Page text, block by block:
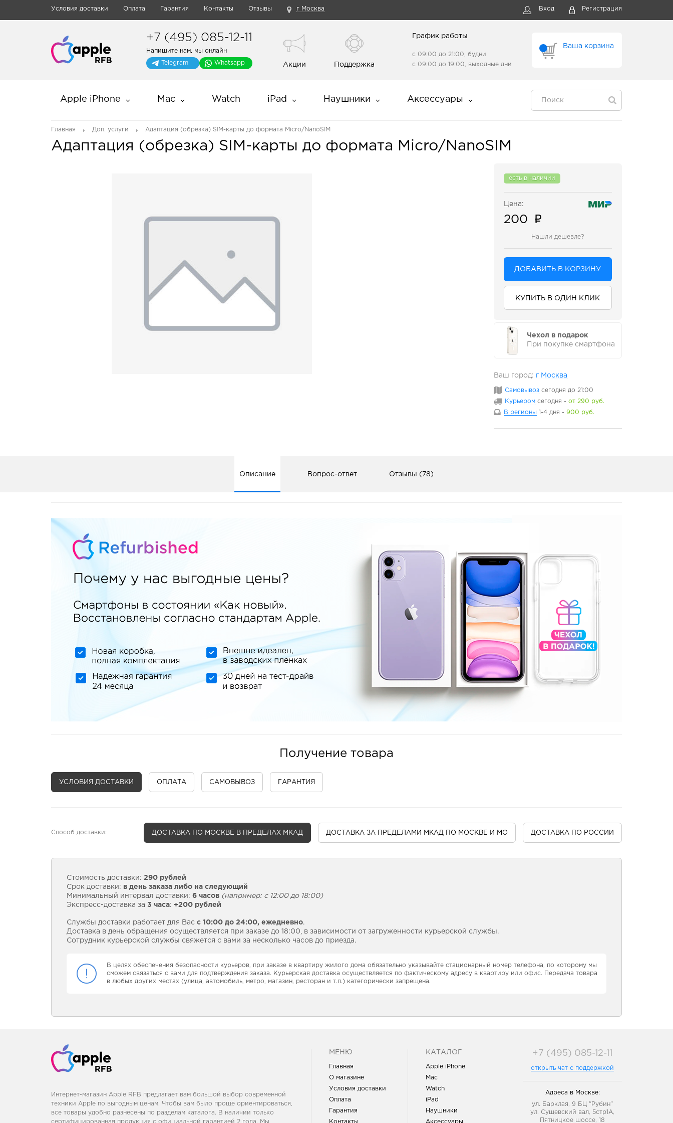
Условия доставки Оплата Гарантия Контакты Отзывы г Москва Вход Регистрация
+7 (495) 085-12-11
Напишите нам, мы онлайн
Telegram Whatsapp Акции Поддержка
Ваша корзина
График работы
с 09:00 до 21:00, будни
с 09:00 до 19:00, выходные дни
Apple iPhone Mac Watch iPad Наушники Аксессуары
Главная Доп. услуги Адаптация (обрезка) SIM-карты до формата Micro/NanoSIM
Адаптация (обрезка) SIM-карты до формата Micro/NanoSIM
есть в наличии
Цена:
200
Нашли дешевле?
ДОБАВИТЬ В КОРЗИНУ
КУПИТЬ В ОДИН КЛИК
Чехол в подарок
При покупке смартфона
Ваш город: г Москва
Самовывоз сегодня до 21:00
Курьером сегодня - от 290 руб.
В регионы 1-4 дня - 900 руб.
Описание Вопрос-ответ Отзывы (78)
Получение товара
УСЛОВИЯ ДОСТАВКИ ОПЛАТА САМОВЫВОЗ ГАРАНТИЯ
Способ доставки: ДОСТАВКА ПО МОСКВЕ В ПРЕДЕЛАХ МКАД ДОСТАВКА ЗА ПРЕДЕЛАМИ МКАД ПО МОСКВЕ И МО ДОСТАВКА ПО РОССИИ
Стоимость доставки: 290 рублей
Срок доставки: в день заказа либо на следующий
Минимальный интервал доставки: 6 часов (например: с 12:00 до 18:00)
Экспресс-доставка за 3 часа: +200 рублей
Службы доставки работает для Вас с 10:00 до 24:00, ежедневно.
Доставка в день обращения осуществляется при заказе до 18:00, в зависимости от загруженности курьерской службы.
Сотрудник курьерской службы свяжется с вами за несколько часов до приезда.
В целях обеспечения безопасности курьеров, при заказе в квартиру жилого дома обязательно указывайте стационарный номер телефона, по которому мы
сможем связаться с вами для подтверждения заказа. Курьерская доставка осуществляется по фактическому адресу в квартиру или офис. Передача товара
в любых других местах (улица, автомобиль, метро, магазин, ресторан и т.п.) категорически запрещена.
Интернет-магазин Apple RFB предлагает вам большой выбор современной
техники Apple по выгодным ценам. Чтобы вам было проще ориентироваться,
все товары удобно разнесены по разделам каталога. В наличии только
сертифицированная продукция с официальной гарантией 2 года. Мы
МЕНЮ
Главная
О магазине
Условия доставки
Оплата
Гарантия
Контакты
КАТАЛОГ
Apple iPhone
Mac
Watch
iPad
Наушники
Аксессуары
+7 (495) 085-12-11
открыть чат с поддержкой
Адреса в Москве:
ул. Барклая, 9 БЦ "Рубин"
ул. Сущевский вал, 5стр1А,
Пятницкое шоссе, 18